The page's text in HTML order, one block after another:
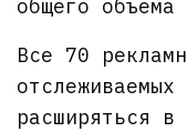
общего
Все 70
расширяться